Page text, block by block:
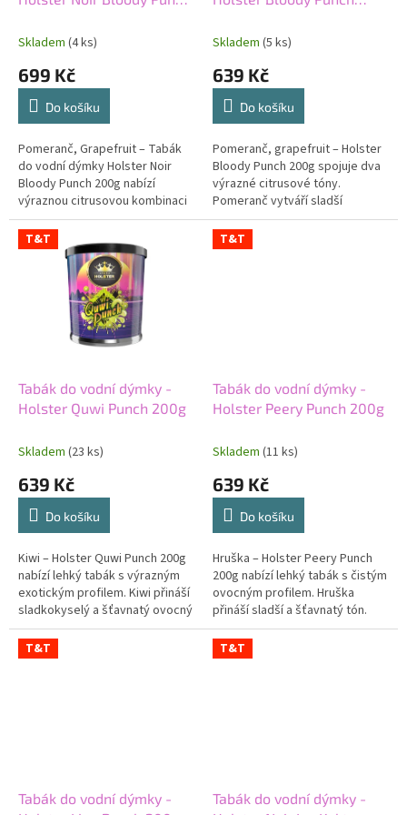
Skladem (4 ks)
699 Kč
Do košíku
Pomeranč, Grapefruit – Tabák
do vodní dýmky Holster Noir
Bloody Punch 200g nabízí
výraznou citrusovou kombinaci
krvavého pomeranče a
grapefruitu. V kouři se rozvíjí
šťavnatý...
Skladem (5 ks)
639 Kč
Do košíku
Pomeranč, grapefruit – Holster
Bloody Punch 200g spojuje dva
výrazné citrusové tóny.
Pomeranč vytváří sladší
šťavnatý základ. Grapefruit
přidává kyselkavý a jemně
nahořklý...
T&T
Tabák do vodní dýmky -
Holster Quwi Punch 200g
Skladem (23 ks)
639 Kč
Do košíku
Kiwi – Holster Quwi Punch 200g
nabízí lehký tabák s výrazným
exotickým profilem. Kiwi přináší
sladkokyselý a šťavnatý ovocný
tón. Chuť působí svěže a
přímočaře. Příchuť je...
T&T
Tabák do vodní dýmky -
Holster Peery Punch 200g
Skladem (11 ks)
639 Kč
Do košíku
Hruška – Holster Peery Punch
200g nabízí lehký tabák s čistým
ovocným profilem. Hruška
přináší sladší a šťavnatý tón.
Chuť působí jemně a přímočaře.
Příchuť je vhodná pro...
T&T
Tabák do vodní dýmky -
T&T
Tabák do vodní dýmky -